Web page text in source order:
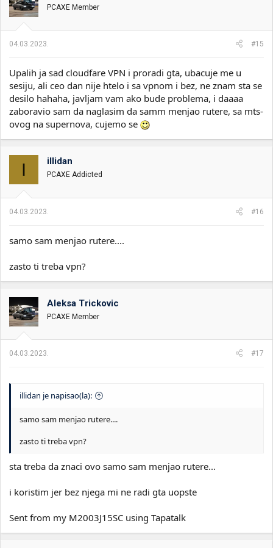
PCAXE Member
04.03.2023. #15
Upalih ja sad cloudfare VPN i proradi gta, ubacuje me u
sesiju, ali ceo dan nije htelo i sa vpnom i bez, ne znam sta se
desilo hahaha, javljam vam ako bude problema, i daaaa
zaboravio sam da naglasim da samm menjao rutere, sa mts-
ovog na supernova, cujemo se
I illidan
PCAXE Addicted
04.03.2023. #16
samo sam menjao rutere....
zasto ti treba vpn?
Aleksa Trickovic
PCAXE Member
04.03.2023. #17
illidan je napisao(la):
samo sam menjao rutere....
zasto ti treba vpn?
sta treba da znaci ovo samo sam menjao rutere...
i koristim jer bez njega mi ne radi gta uopste
Sent from my M2003J15SC using Tapatalk